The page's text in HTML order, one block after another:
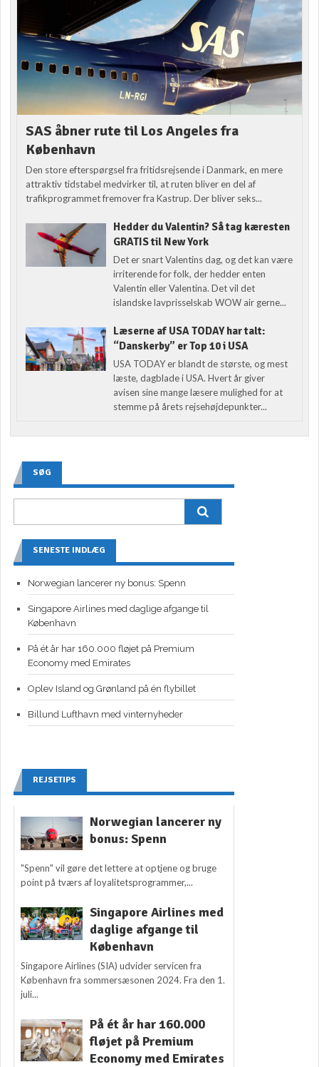
SAS åbner rute til Los Angeles fra
København
Den store efterspørgsel fra fritidsrejsende i Danmark, en mere
attraktiv tidstabel medvirker til, at ruten bliver en del af
trafikprogrammet fremover fra Kastrup. Der bliver seks...
Hedder du Valentin? Så tag kæresten
GRATIS til New York
Det er snart Valentins dag, og det kan være
irriterende for folk, der hedder enten
Valentin eller Valentina. Det vil det
islandske lavprisselskab WOW air gerne...
Læserne af USA TODAY har talt:
“Danskerby” er Top 10 i USA
USA TODAY er blandt de største, og mest
læste, dagblade i USA. Hvert år giver
avisen sine mange læsere mulighed for at
stemme på årets rejsehøjdepunkter...
SØG
SENESTE INDLÆG
Norwegian lancerer ny bonus: Spenn
Singapore Airlines med daglige afgange til
København
På ét år har 160.000 fløjet på Premium
Economy med Emirates
Oplev Island og Grønland på én flybillet
Billund Lufthavn med vinternyheder
REJSETIPS
Norwegian lancerer ny
bonus: Spenn
"Spenn" vil gøre det lettere at optjene og bruge
point på tværs af loyalitetsprogrammer,...
Singapore Airlines med
daglige afgange til
København
Singapore Airlines (SIA) udvider servicen fra
København fra sommersæsonen 2024. Fra den 1.
juli...
På ét år har 160.000
fløjet på Premium
Economy med Emirates